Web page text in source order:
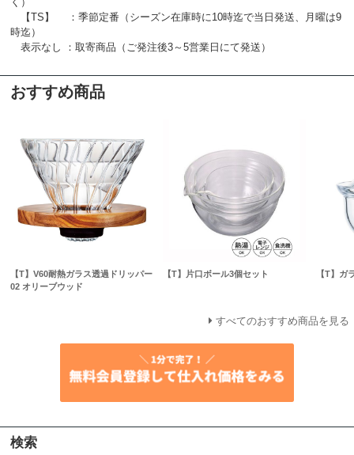
【TS】 ：季節定番（シーズン在庫時に10時迄で当日発送、月曜は9
時迄）
表示なし ：取寄商品（ご発注後3～5営業日にて発送）
おすすめ商品
【T】V60耐熱ガラス透過ドリッパー
02 オリーブウッド
【T】片口ボール3個セット 【T】ガ
すべてのおすすめ商品を見る
検索